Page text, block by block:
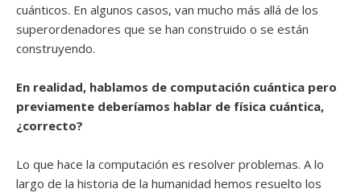
cuánticos. En algunos casos, van mucho más allá de los
superordenadores que se han construido o se están
construyendo.
En realidad, hablamos de computación cuántica pero
previamente deberíamos hablar de física cuántica,
¿correcto?
Lo que hace la computación es resolver problemas. A lo
largo de la historia de la humanidad hemos resuelto los